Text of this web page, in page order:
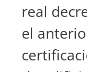
real
el